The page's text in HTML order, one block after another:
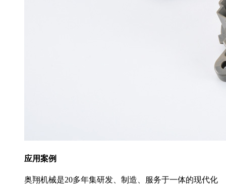
应用案例
奥翔机械是20多年集研发、制造、服务于一体的现代化